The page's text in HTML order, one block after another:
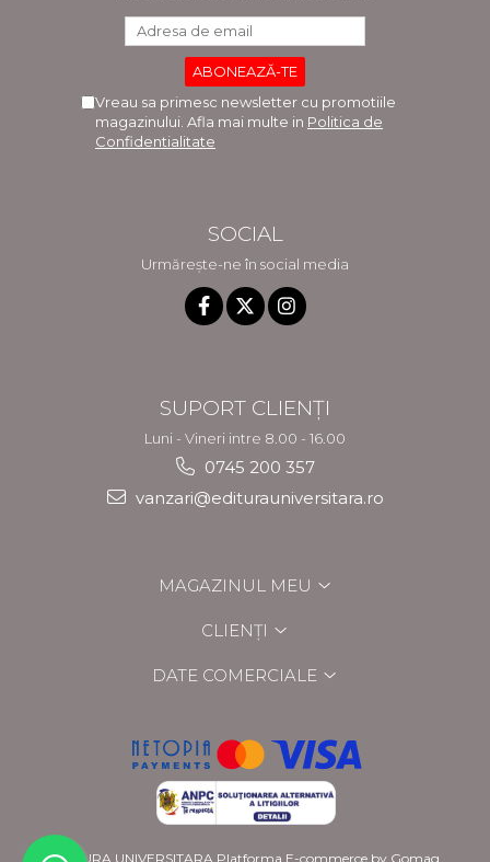
Vreau sa primesc newsletter cu promotiile
magazinului. Afla mai multe in Politica de
Confidentialitate
SOCIAL
Urmărește-ne în social media
SUPORT CLIENȚI
Luni - Vineri intre 8.00 - 16.00
0745 200 357
vanzari@editurauniversitara.ro
MAGAZINUL MEU
CLIENȚI
DATE COMERCIALE
EDITURA UNIVERSITARA Platforma E-commerce by Gomag